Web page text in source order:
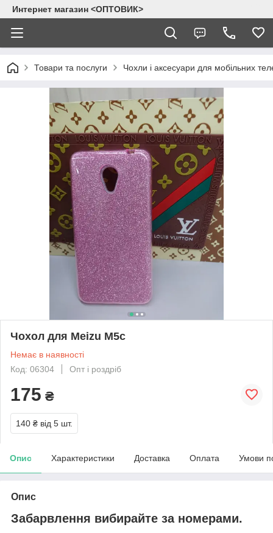
Интернет магазин <ОПТОВИК>
Товари та послуги Чохли і аксесуари для мобільних
Чохол для Meizu M5c
Немає в наявності
Код: 06304
Опт і роздріб
175 ₴
140 ₴ від 5 шт.
Опис Характеристики Доставка Оплата Умови
Опис
Забарвлення вибирайте за номерами.